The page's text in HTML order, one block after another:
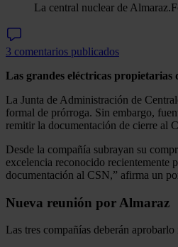
La central nuclear de Almaraz.
3 comentarios publicados
Las grandes eléctricas
La Junta de Administración de
formal de prórroga. Sin embargo,
remitir la documentación de cierre al
Desde la compañía subrayan su
excelencia reconocido recientemente
documentación al CSN,” afirma un
Nueva reunión por Almaraz
Las tres compañías deberán